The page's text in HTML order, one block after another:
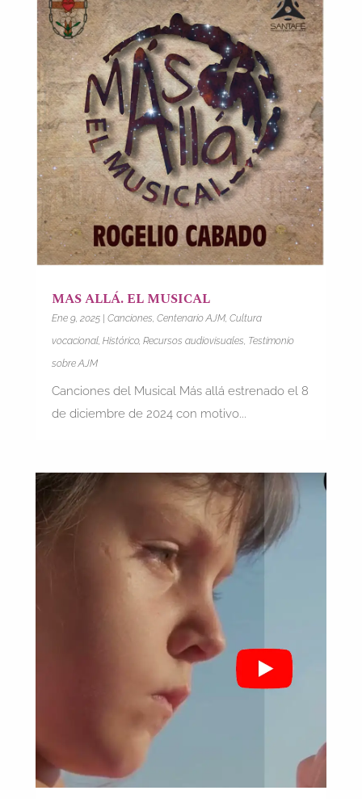
MAS ALLÁ. EL MUSICAL
Ene 9, 2025| Canciones, Centenario AJM, Cultura
vocacional, Histórico, Recursos audiovisuales, Testimonio
sobre AJM
Canciones del Musical Más allá estrenado el 8
de diciembre de 2024 con motivo...